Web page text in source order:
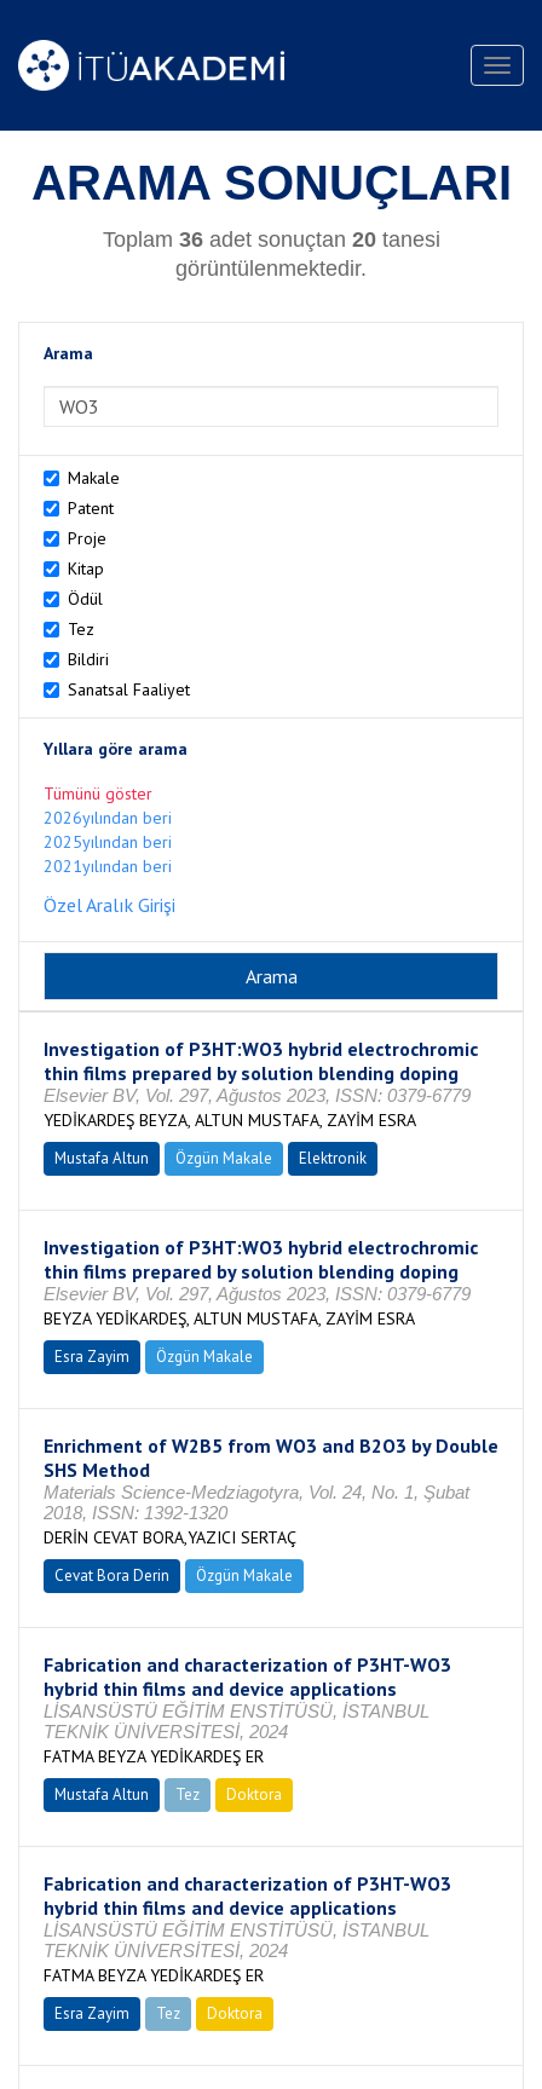
ARAMA SONUÇLARI
Toplam 36adet sonuçtan 20tanesi
görüntülenmektedir.
Arama
Makale
Patent
Proje
Kitap
Ödül
Tez
Bildiri
Sanatsal Faaliyet
Yıllara göre arama
Tümünü göster
2026yılından beri
2025yılından beri
2021yılından beri
Özel Aralık Girişi
Investigation of P3HT:WO3 hybrid electrochromic
thin films prepared by solution blending doping
Elsevier BV, Vol. 297, Ağustos 2023, ISSN: 0379-6779
YEDİKARDEŞ BEYZA, ALTUN MUSTAFA, ZAYİM ESRA
Mustafa Altun Özgün Makale Elektronik
Investigation of P3HT:WO3 hybrid electrochromic
thin films prepared by solution blending doping
Elsevier BV, Vol. 297, Ağustos 2023, ISSN: 0379-6779
BEYZA YEDİKARDEŞ, ALTUN MUSTAFA, ZAYİM ESRA
Esra Zayim Özgün Makale
Enrichment of W2B5 from WO3 and B2O3 by Double
SHS Method
Materials Science-Medziagotyra, Vol. 24, No. 1, Şubat
2018, ISSN: 1392-1320
DERİN CEVAT BORA,YAZICI SERTAÇ
Cevat Bora Derin Özgün Makale
Fabrication and characterization of P3HT-WO3
hybrid thin films and device applications
LİSANSÜSTÜ EĞİTİM ENSTİTÜSÜ, İSTANBUL
TEKNİK ÜNİVERSİTESİ, 2024
FATMA BEYZA YEDİKARDEŞ ER
Mustafa Altun Tez Doktora
Fabrication and characterization of P3HT-WO3
hybrid thin films and device applications
LİSANSÜSTÜ EĞİTİM ENSTİTÜSÜ, İSTANBUL
TEKNİK ÜNİVERSİTESİ, 2024
FATMA BEYZA YEDİKARDEŞ ER
Esra Zayim Tez Doktora